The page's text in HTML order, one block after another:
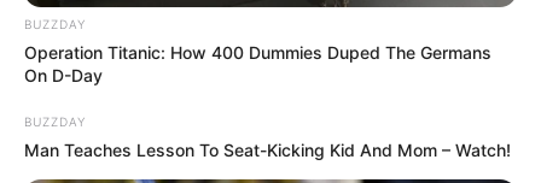
BUZZDAY
Operation Titanic: How 400 Dummies Duped The Germans
On D-Day
BUZZDAY
Man Teaches Lesson To Seat-Kicking Kid And Mom – Watch!